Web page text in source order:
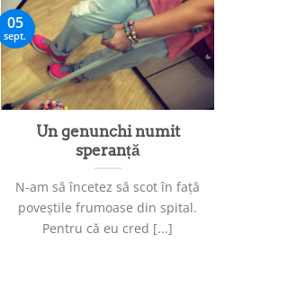
Un genunchi numit
speranță
N-am să încetez să scot în față
poveștile frumoase din spital.
Pentru că eu cred [...]
05
sept.